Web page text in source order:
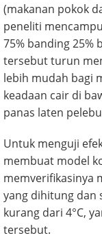
(makanan pokok
peneliti
75% banding 25%
tersebut turun
lebih mudah bagi
keadaan cair di
panas laten
Untuk menguji
membuat model
memverifikasinya
yang dihitung dan
kurang dari 4°C,
tersebut.